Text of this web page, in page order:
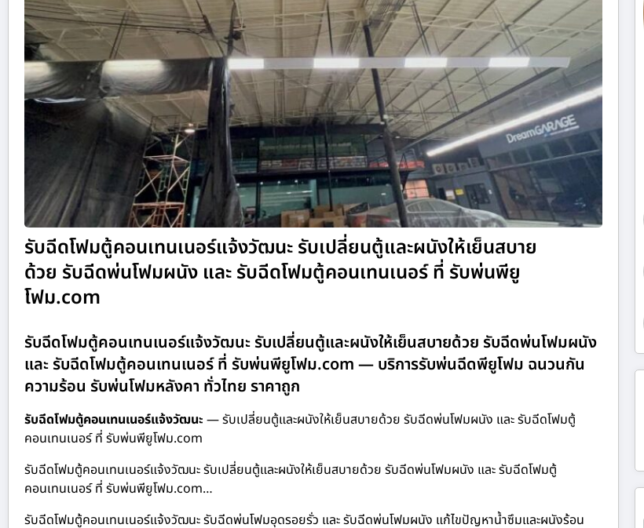
รับฉีดโฟมตู้คอนเทนเนอร์แจ้งวัฒนะ รับเปลี่ยนตู้และผนังให้เย็นสบาย
ด้วย รับฉีดพ่นโฟมผนัง และ รับฉีดโฟมตู้คอนเทนเนอร์ ที่ รับพ่นพียู
โฟม.com
รับฉีดโฟมตู้คอนเทนเนอร์แจ้งวัฒนะ รับเปลี่ยนตู้และผนังให้เย็นสบายด้วย รับฉีดพ่นโฟมผนัง
และ รับฉีดโฟมตู้คอนเทนเนอร์ ที่ รับพ่นพียูโฟม.com — บริการรับพ่นฉีดพียูโฟม ฉนวนกัน
ความร้อน รับพ่นโฟมหลังคา ทั่วไทย ราคาถูก
รับฉีดโฟมตู้คอนเทนเนอร์แจ้งวัฒนะ — รับเปลี่ยนตู้และผนังให้เย็นสบายด้วย รับฉีดพ่นโฟมผนัง และ รับฉีดโฟมตู้
คอนเทนเนอร์ ที่ รับพ่นพียูโฟม.com
รับฉีดโฟมตู้คอนเทนเนอร์แจ้งวัฒนะ รับเปลี่ยนตู้และผนังให้เย็นสบายด้วย รับฉีดพ่นโฟมผนัง และ รับฉีดโฟมตู้
คอนเทนเนอร์ ที่ รับพ่นพียูโฟม.com…
รับฉีดโฟมตู้คอนเทนเนอร์แจ้งวัฒนะ รับฉีดพ่นโฟมอุดรอยรั่ว และ รับฉีดพ่นโฟมผนัง แก้ไขปัญหาน้ำซึมและผนังร้อน